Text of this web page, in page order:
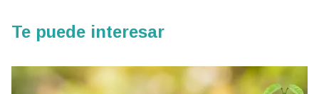
Te puede interesar